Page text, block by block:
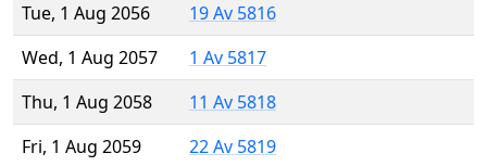
Tue, 1 Aug 2056
19 Av 5816
Wed, 1 Aug 2057
1 Av 5817
Thu, 1 Aug 2058
11 Av 5818
Fri, 1 Aug 2059
22 Av 5819